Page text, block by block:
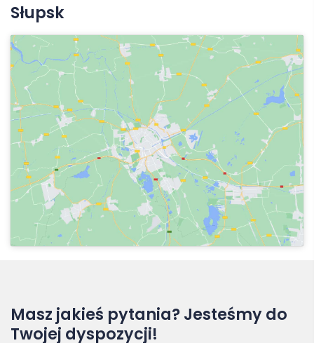
Słupsk
Masz jakieś pytania? Jesteśmy do
Twojej dyspozycji!